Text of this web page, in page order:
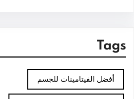
Tags
أفضل الفيتامينات للجسم